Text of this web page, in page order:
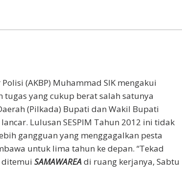
(AKBP) Muhammad SIK mengakui
yang cukup berat salah satunya
(Pilkada) Bupati dan Wakil Bupati
Lulusan SESPIM Tahun 2012 ini tidak
gangguan yang menggagalkan pesta
untuk lima tahun ke depan. “Tekad
ditemui SAMAWAREAdi ruang kerjanya, Sabtu